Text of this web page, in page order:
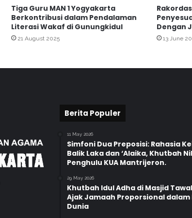
a
n
a
a
a
m
Tiga Guru MAN 1 Yogyakarta
Berkontribusi dalam Pendalaman
Literasi Wakaf di Gunungkidul
21 August 2025
Dengan
13 June
Berita Populer
11 May 2026
Simfoni Dua Preposisi: Rahasia
Balik Laka dan ‘Alaika, Khutbah
Penghulu KUA Mantrijeron.
29 May 2026
Khutbah Idul Adha di Masjid
Ajak Jamaah Proporsional
Dunia